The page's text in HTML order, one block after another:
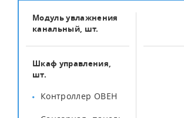
Модуль увлажнения
канальный, шт.
Шкаф управления,
шт.
Контроллер ОВЕН